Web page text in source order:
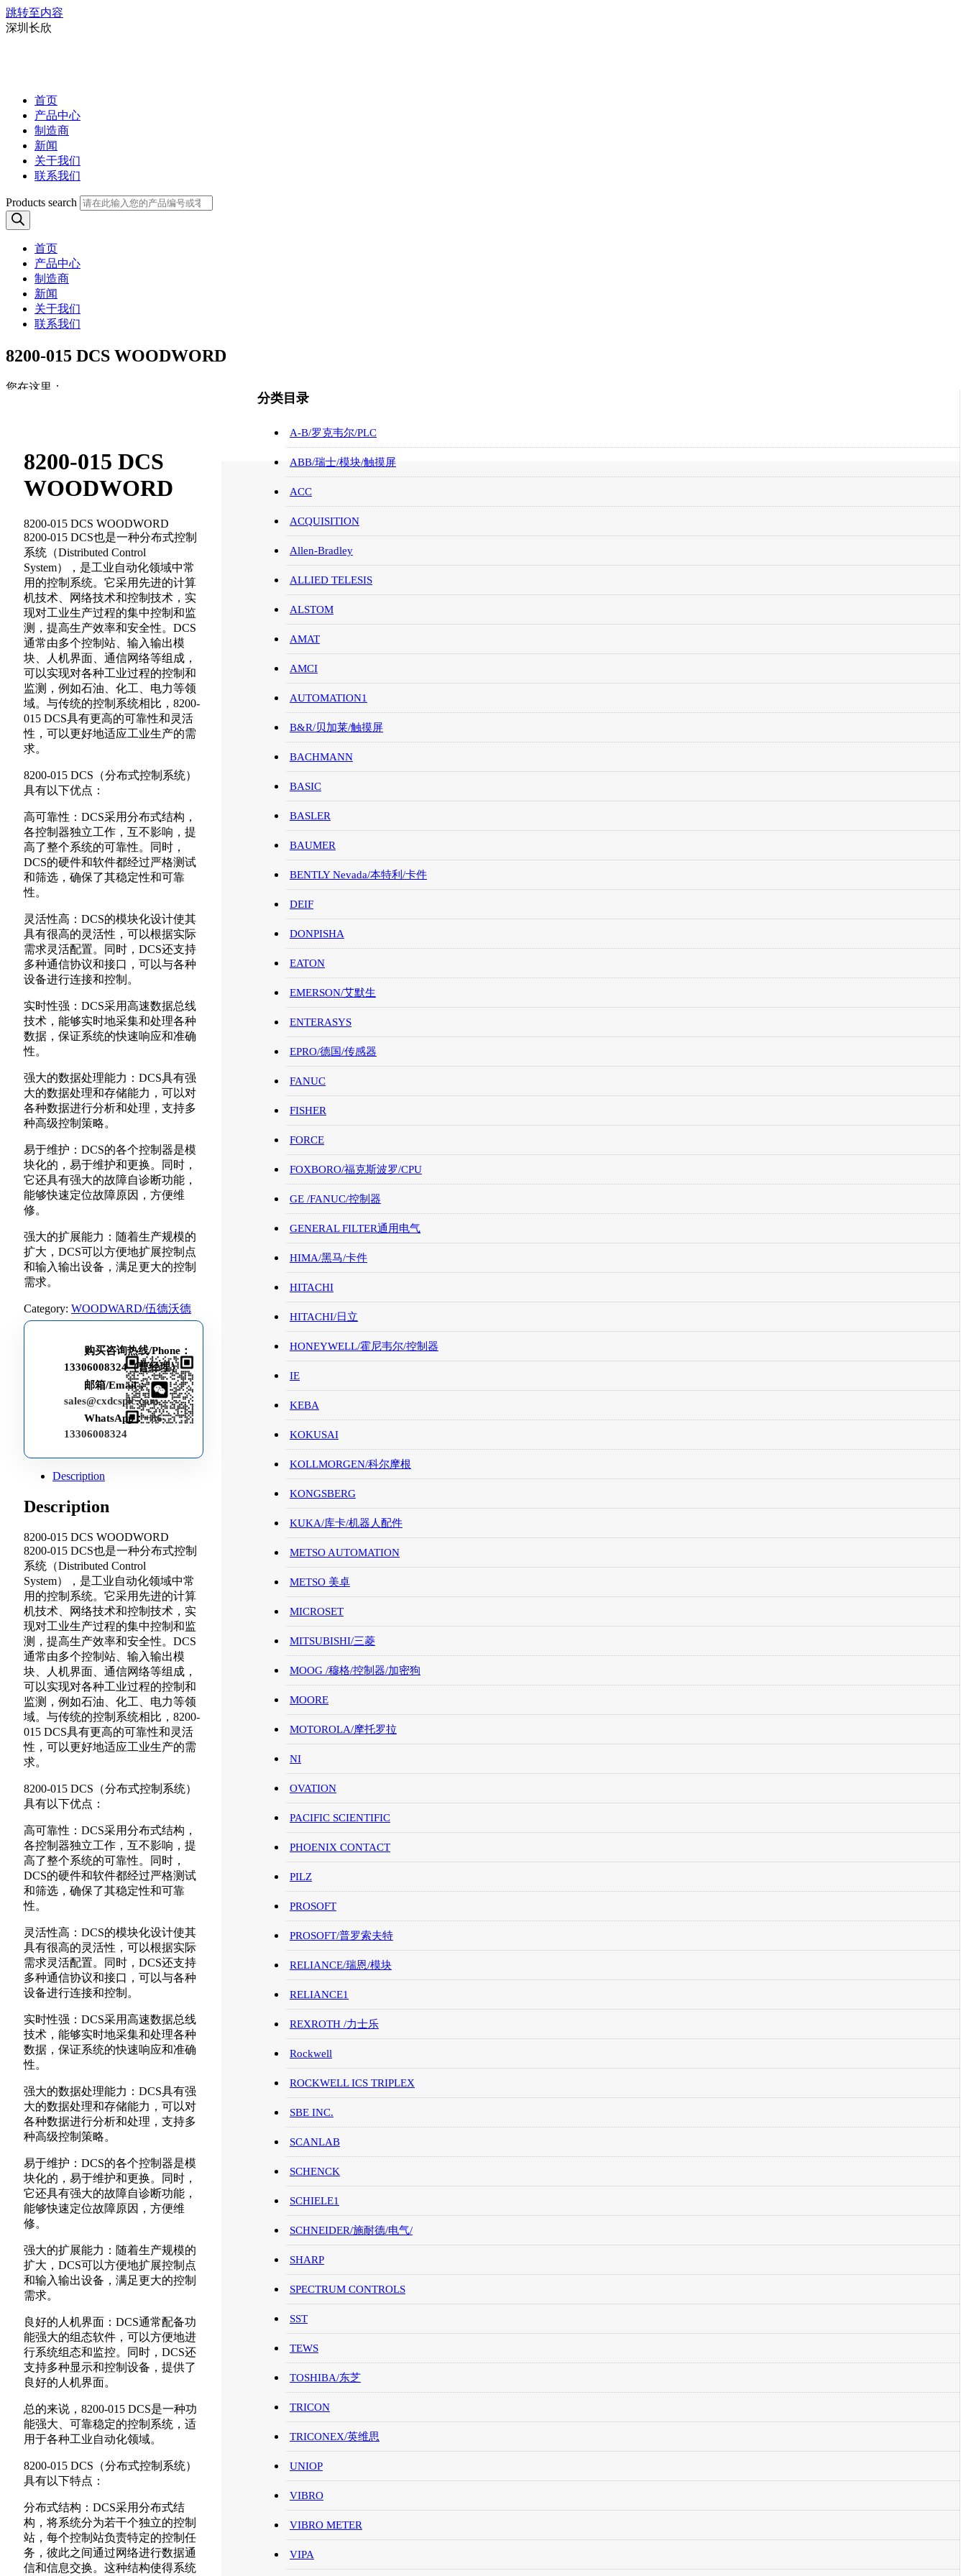
跳转至内容
深圳长欣
首页
产品中心
制造商
新闻
关于我们
联系我们
Products search
首页
产品中心
制造商
新闻
关于我们
联系我们
8200-015 DCS WOODWORD
您在这里：
8200-015 DCS
WOODWORD
8200-015 DCS WOODWORD
8200-015 DCS也是一种分布式控制
系统（Distributed Control
System），是工业自动化领域中常
用的控制系统。它采用先进的计算
机技术、网络技术和控制技术，实
现对工业生产过程的集中控制和监
测，提高生产效率和安全性。DCS
通常由多个控制站、输入输出模
块、人机界面、通信网络等组成，
可以实现对各种工业过程的控制和
监测，例如石油、化工、电力等领
域。与传统的控制系统相比，8200-
015 DCS具有更高的可靠性和灵活
性，可以更好地适应工业生产的需
求。
8200-015 DCS（分布式控制系统）
具有以下优点：
高可靠性：DCS采用分布式结构，
各控制器独立工作，互不影响，提
高了整个系统的可靠性。同时，
DCS的硬件和软件都经过严格测试
和筛选，确保了其稳定性和可靠
性。
灵活性高：DCS的模块化设计使其
具有很高的灵活性，可以根据实际
需求灵活配置。同时，DCS还支持
多种通信协议和接口，可以与各种
设备进行连接和控制。
实时性强：DCS采用高速数据总线
技术，能够实时地采集和处理各种
数据，保证系统的快速响应和准确
性。
强大的数据处理能力：DCS具有强
大的数据处理和存储能力，可以对
各种数据进行分析和处理，支持多
种高级控制策略。
易于维护：DCS的各个控制器是模
块化的，易于维护和更换。同时，
它还具有强大的故障自诊断功能，
能够快速定位故障原因，方便维
修。
强大的扩展能力：随着生产规模的
扩大，DCS可以方便地扩展控制点
和输入输出设备，满足更大的控制
需求。
Category: WOODWARD/伍德沃德
购买咨询热线/Phone：
13306008324（曹经理）
邮箱/Email：
sales@cxdcsplc.com
WhatsApp：+86-
13306008324
Description
Description
8200-015 DCS WOODWORD
8200-015 DCS也是一种分布式控制
系统（Distributed Control
System），是工业自动化领域中常
用的控制系统。它采用先进的计算
机技术、网络技术和控制技术，实
现对工业生产过程的集中控制和监
测，提高生产效率和安全性。DCS
通常由多个控制站、输入输出模
块、人机界面、通信网络等组成，
可以实现对各种工业过程的控制和
监测，例如石油、化工、电力等领
域。与传统的控制系统相比，8200-
015 DCS具有更高的可靠性和灵活
性，可以更好地适应工业生产的需
求。
8200-015 DCS（分布式控制系统）
具有以下优点：
高可靠性：DCS采用分布式结构，
各控制器独立工作，互不影响，提
高了整个系统的可靠性。同时，
DCS的硬件和软件都经过严格测试
和筛选，确保了其稳定性和可靠
性。
灵活性高：DCS的模块化设计使其
具有很高的灵活性，可以根据实际
需求灵活配置。同时，DCS还支持
多种通信协议和接口，可以与各种
设备进行连接和控制。
实时性强：DCS采用高速数据总线
技术，能够实时地采集和处理各种
数据，保证系统的快速响应和准确
性。
强大的数据处理能力：DCS具有强
大的数据处理和存储能力，可以对
各种数据进行分析和处理，支持多
种高级控制策略。
易于维护：DCS的各个控制器是模
块化的，易于维护和更换。同时，
它还具有强大的故障自诊断功能，
能够快速定位故障原因，方便维
修。
强大的扩展能力：随着生产规模的
扩大，DCS可以方便地扩展控制点
和输入输出设备，满足更大的控制
需求。
良好的人机界面：DCS通常配备功
能强大的组态软件，可以方便地进
行系统组态和监控。同时，DCS还
支持多种显示和控制设备，提供了
良好的人机界面。
总的来说，8200-015 DCS是一种功
能强大、可靠稳定的控制系统，适
用于各种工业自动化领域。
8200-015 DCS（分布式控制系统）
具有以下特点：
分布式结构：DCS采用分布式结
构，将系统分为若干个独立的控制
站，每个控制站负责特定的控制任
务，彼此之间通过网络进行数据通
信和信息交换。这种结构使得系统
分类目录
A-B/罗克韦尔/PLC
ABB/瑞士/模块/触摸屏
ACC
ACQUISITION
Allen-Bradley
ALLIED TELESIS
ALSTOM
AMAT
AMCI
AUTOMATION1
B&R/贝加莱/触摸屏
BACHMANN
BASIC
BASLER
BAUMER
BENTLY Nevada/本特利/卡件
DEIF
DONPISHA
EATON
EMERSON/艾默生
ENTERASYS
EPRO/德国/传感器
FANUC
FISHER
FORCE
FOXBORO/福克斯波罗/CPU
GE /FANUC/控制器
GENERAL FILTER通用电气
HIMA/黑马/卡件
HITACHI
HITACHI/日立
HONEYWELL/霍尼韦尔/控制器
IE
KEBA
KOKUSAI
KOLLMORGEN/科尔摩根
KONGSBERG
KUKA/库卡/机器人配件
METSO AUTOMATION
METSO 美卓
MICROSET
MITSUBISHI/三菱
MOOG /穆格/控制器/加密狗
MOORE
MOTOROLA/摩托罗拉
NI
OVATION
PACIFIC SCIENTIFIC
PHOENIX CONTACT
PILZ
PROSOFT
PROSOFT/普罗索夫特
RELIANCE/瑞恩/模块
RELIANCE1
REXROTH /力士乐
Rockwell
ROCKWELL ICS TRIPLEX
SBE INC.
SCANLAB
SCHENCK
SCHIELE1
SCHNEIDER/施耐德/电气/
SHARP
SPECTRUM CONTROLS
SST
TEWS
TOSHIBA/东芝
TRICON
TRICONEX/英维思
UNIOP
VIBRO
VIBRO METER
VIPA